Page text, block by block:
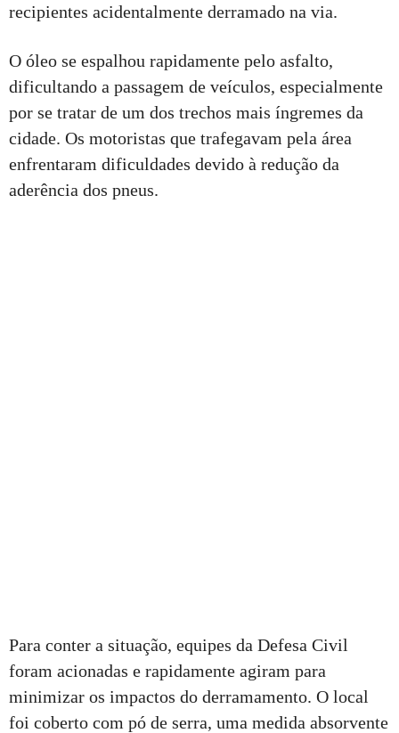
recipientes acidentalmente derramado na via.
O óleo se espalhou rapidamente pelo asfalto,
dificultando a passagem de veículos, especialmente
por se tratar de um dos trechos mais íngremes da
cidade. Os motoristas que trafegavam pela área
enfrentaram dificuldades devido à redução da
aderência dos pneus.
Para conter a situação, equipes da Defesa Civil
foram acionadas e rapidamente agiram para
minimizar os impactos do derramamento. O local
foi coberto com pó de serra, uma medida absorvente